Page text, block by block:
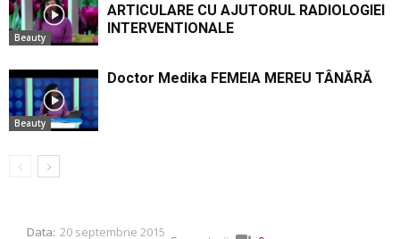
Beauty
ARTICULARE CU AJUTORUL RADIOLOGIEI
INTERVENTIONALE
Beauty
Doctor Medika FEMEIA MEREU TÂNĂRĂ
Data: 20 septembrie 2015